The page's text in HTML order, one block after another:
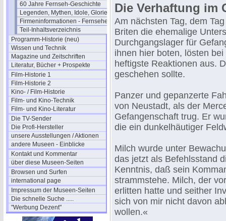
60 Jahre Fernseh-Geschichte
Legenden, Mythen, Idole, Glorie
Firmeninformationen - Fernsehen
Teil-Inhaltsverzeichnis
Programm-Historie (neu)
Wissen und Technik
Magazine und Zeitschriften
Literatur, Bücher + Prospekte
Film-Historie 1
Film-Historie 2
Kino- / Film-Historie
Film- und Kino-Technik
Film- und Kino-Literatur
Die TV-Sender
Die Profi-Hersteller
unsere Ausstellungen / Aktionen
andere Museen - Einblicke
Kontakt und Kommentar
über diese Museen-Seiten
Browsen und Surfen
international page
Impressum der Museen-Seiten
Die schnelle Suche .....
"Werbung Dezent"
Die Verhaftung im
Am nächsten Tag, dem
Briten die ehemalige
Durchgangslager für
ihnen hier boten, lösten
heftigste Reaktionen aus.
geschehen sollte.
Panzer und gepanzerte
von Neustadt, als der
Gefangenschaft trug. Er
die ein dunkelhäutiger
Milch wurde unter
das jetzt als Befehlsstand
Kenntnis, daß sein
strammstehe. Milch, der
erlitten hatte und seither
sich von mir nicht davon
wollen.«